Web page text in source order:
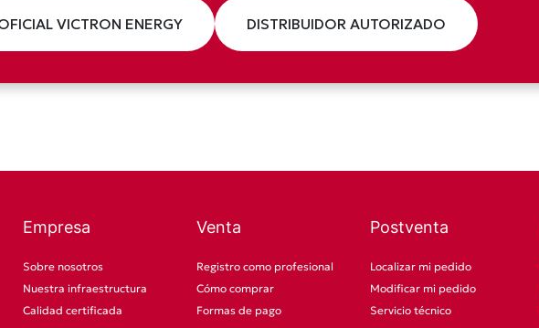
VICTRON ENERGY DISTRIBUIDOR AUTORIZADO
Empresa
Sobre nosotros
Nuestra infraestructura
Calidad certificada
Venta
Registro como profesional
Cómo comprar
Formas de pago
Postventa
Localizar mi pedido
Modificar mi pedido
Servicio técnico